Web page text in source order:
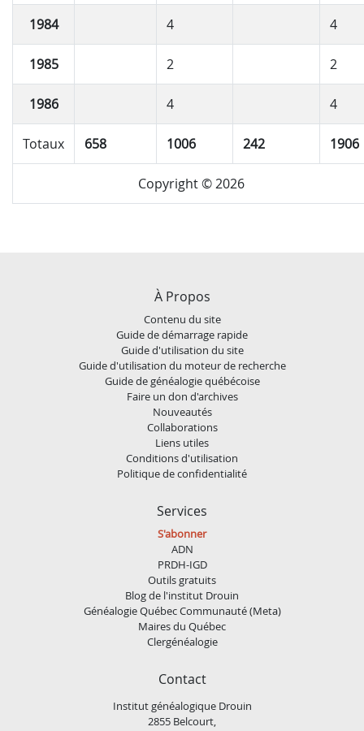
1984 4 4
1985 2 2
1986 4 4
Totaux 658 1006 242 1906
Copyright © 2026
À Propos
Contenu du site
Guide de démarrage rapide
Guide d'utilisation du site
Guide d'utilisation du moteur de recherche
Guide de généalogie québécoise
Faire un don d'archives
Nouveautés
Collaborations
Liens utiles
Conditions d'utilisation
Politique de confidentialité
Services
S'abonner
ADN
PRDH-IGD
Outils gratuits
Blog de l'institut Drouin
Généalogie Québec Communauté (Meta)
Maires du Québec
Clergénéalogie
Contact
Institut généalogique Drouin
2855 Belcourt,